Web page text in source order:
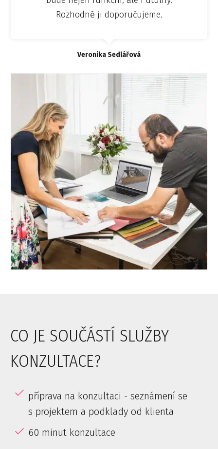
Rozhodně ji doporučujeme.
Veronika Sedlářová
CO JE SOUČÁSTÍ SLUŽBY
KONZULTACE?
příprava na konzultaci - seznámení se
s projektem a podklady od klienta
60 minut konzultace